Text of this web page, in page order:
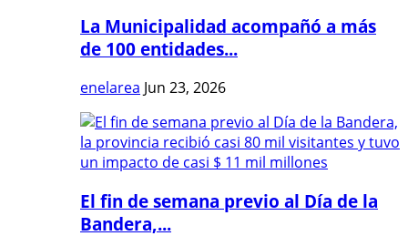
La Municipalidad acompañó a más
de 100 entidades...
enelarea Jun 23, 2026
El fin de semana previo al Día de la
Bandera,...